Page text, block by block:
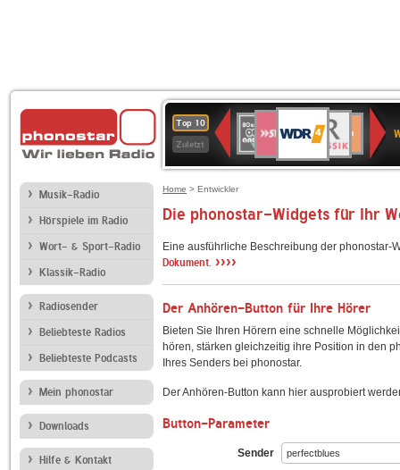
Top 10
Zuletzt
Deutschlandfunk
80er
90er
OLDIE
ANTENNE
4
KLASSIK
Kultur
Kultur
2
Musik-Radio
Hörspiele im Radio
Wort- & Sport-Radio
Klassik-Radio
Radiosender
Beliebteste Radios
Beliebteste Podcasts
Mein phonostar
Downloads
Hilfe & Kontakt
Home > Entwickler
Die phonostar-Widgets für Ihr
Eine ausführliche Beschreibung der
Dokument. ››››
Der Anhören-Button für Ihre Hörer
Bieten Sie Ihren Hörern eine schnelle
hören, stärken gleichzeitig ihre Position in den
Ihres Senders bei phonostar.
Der Anhören-Button kann hier ausprobiert
Button-Parameter
Sender